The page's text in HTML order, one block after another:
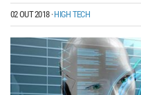
02 OUT 2018·HIGH TECH